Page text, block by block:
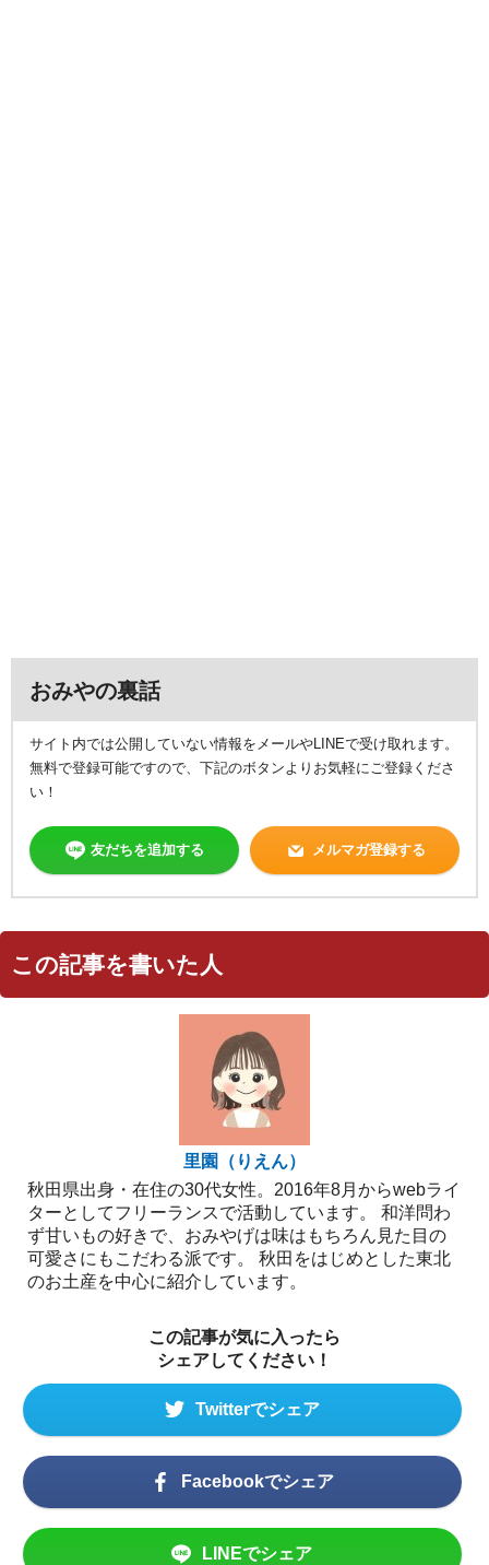
おみやの裏話
サイト内では公開していない情報をメールやLINEで受け取れます。
無料で登録可能ですので、下記のボタンよりお気軽にご登録くださ
い！
友だちを追加する メルマガ登録する
この記事を書いた人
里園（りえん）
秋田県出身・在住の30代女性。2016年8月からwebライ
ターとしてフリーランスで活動しています。 和洋問わ
ず甘いもの好きで、おみやげは味はもちろん見た目の
可愛さにもこだわる派です。 秋田をはじめとした東北
のお土産を中心に紹介しています。
この記事が気に入ったら
シェアしてください！
Twitterでシェア
Facebookでシェア
LINEでシェア